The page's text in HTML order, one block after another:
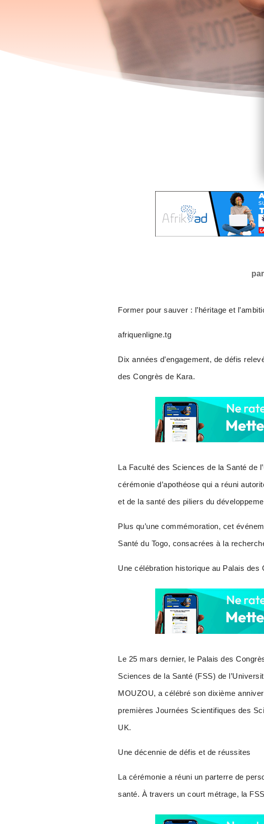
par
Former pour sauver : l’héritage et
afriquenligne.tg
Dix années d’engagement, de défis
des Congrès de Kara.
La Faculté des Sciences de la Santé de
cérémonie d’apothéose qui a réuni
et de la santé des piliers du
Plus qu’une commémoration, cet
Santé du Togo, consacrées à la
Une célébration historique au Palais des
Le 25 mars dernier, le Palais des
Sciences de la Santé (FSS) de
MOUZOU, a célébré son dixième
premières Journées Scientifiques des
UK.
Une décennie de défis et de réussites
La cérémonie a réuni un parterre de
santé. À travers un court métrage, la